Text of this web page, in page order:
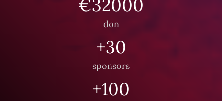
32000
don
30
sponsors
100